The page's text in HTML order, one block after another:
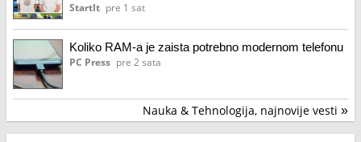
u region, izrastao u stub zajednice, i poziva vas na
StartIt pre 1 sat
Koliko RAM-a je zaista potrebno modernom telefonu
PC Press pre 2 sata
Nauka & Tehnologija, najnovije vesti »